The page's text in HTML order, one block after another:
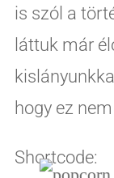
is szól a
láttuk már
hogy ez
Shortcode: